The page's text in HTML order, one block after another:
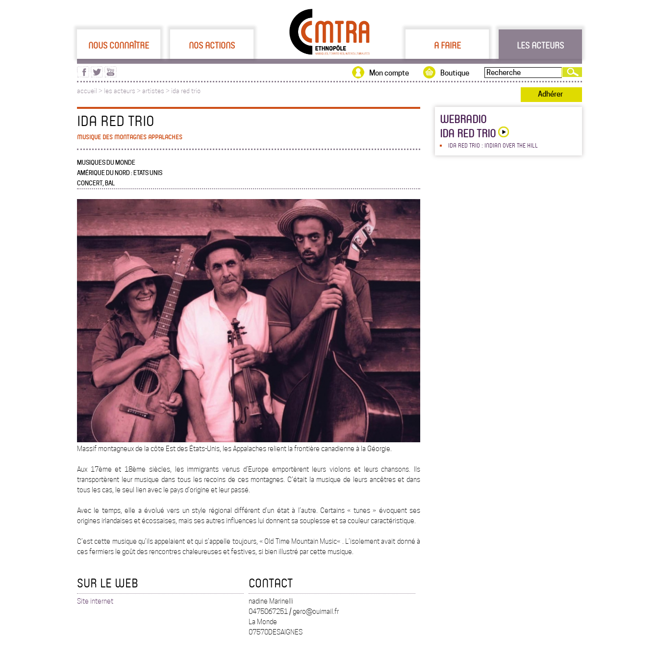
NOUS CONNAÎTRE NOS ACTIONS A FAIRE LES ACTEURS
Boutique
Mon compte
accueil > les acteurs > artistes > ida red trio Adhérer
IDA RED TRIO
MUSIQUE DES MONTAGNES APPALACHES
MUSIQUES DU MONDE
AMÉRIQUE DU NORD : ETATS UNIS
CONCERT, BAL
Massif montagneux de la côte Est des États-Unis, les Appalaches relient la frontière canadienne à la Géorgie.
Aux 17ème et 18ème siècles, les immigrants venus d’Europe emportèrent leurs violons et leurs chansons. Ils
transportèrent leur musique dans tous les recoins de ces montagnes. C’était la musique de leurs ancêtres et dans
tous les cas, le seul lien avec le pays d’origine et leur passé.
Avec le temps, elle a évolué vers un style régional différent d’un état à l’autre. Certains « tunes » évoquent ses
origines irlandaises et écossaises, mais ses autres influences lui donnent sa souplesse et sa couleur caractéristique.
C’est cette musique qu’ils appelaient et qui s’appelle toujours, « Old Time Mountain Music« . L’isolement avait donné à
ces fermiers le goût des rencontres chaleureuses et festives, si bien illustré par cette musique.
SUR LE WEB
Site internet
CONTACT
nadine Marinelli
0475067251 / gero@ouimail.fr
La Monde
07570DESAIGNES
WEBRADIO
IDA RED TRIO
IDA RED TRIO : INDIAN OVER THE HILL